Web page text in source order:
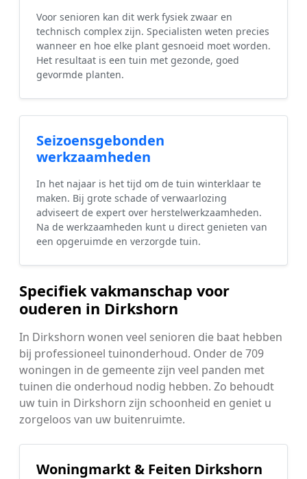
Voor senioren kan dit werk fysiek zwaar en
technisch complex zijn. Specialisten weten precies
wanneer en hoe elke plant gesnoeid moet worden.
Het resultaat is een tuin met gezonde, goed
gevormde planten.
Seizoensgebonden
werkzaamheden
In het najaar is het tijd om de tuin winterklaar te
maken. Bij grote schade of verwaarlozing
adviseert de expert over herstelwerkzaamheden.
Na de werkzaamheden kunt u direct genieten van
een opgeruimde en verzorgde tuin.
Specifiek vakmanschap voor
ouderen in Dirkshorn
In Dirkshorn wonen veel senioren die baat hebben
bij professioneel tuinonderhoud. Onder de 709
woningen in de gemeente zijn veel panden met
tuinen die onderhoud nodig hebben. Zo behoudt
uw tuin in Dirkshorn zijn schoonheid en geniet u
zorgeloos van uw buitenruimte.
Woningmarkt & Feiten Dirkshorn